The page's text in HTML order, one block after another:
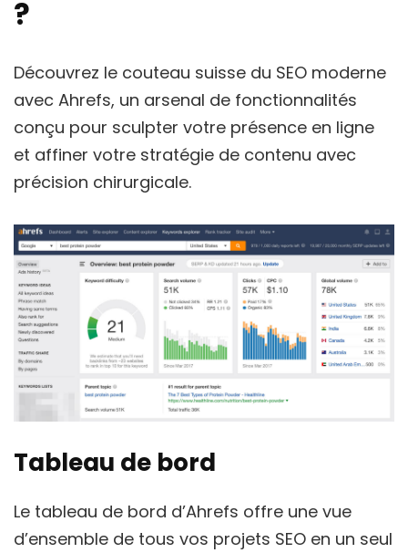
?
Découvrez le couteau suisse du SEO moderne
avec Ahrefs, un arsenal de fonctionnalités
conçu pour sculpter votre présence en ligne
et affiner votre stratégie de contenu avec
précision chirurgicale.
Tableau de bord
Le tableau de bord d’Ahrefs offre une vue
d’ensemble de tous vos projets SEO en un seul